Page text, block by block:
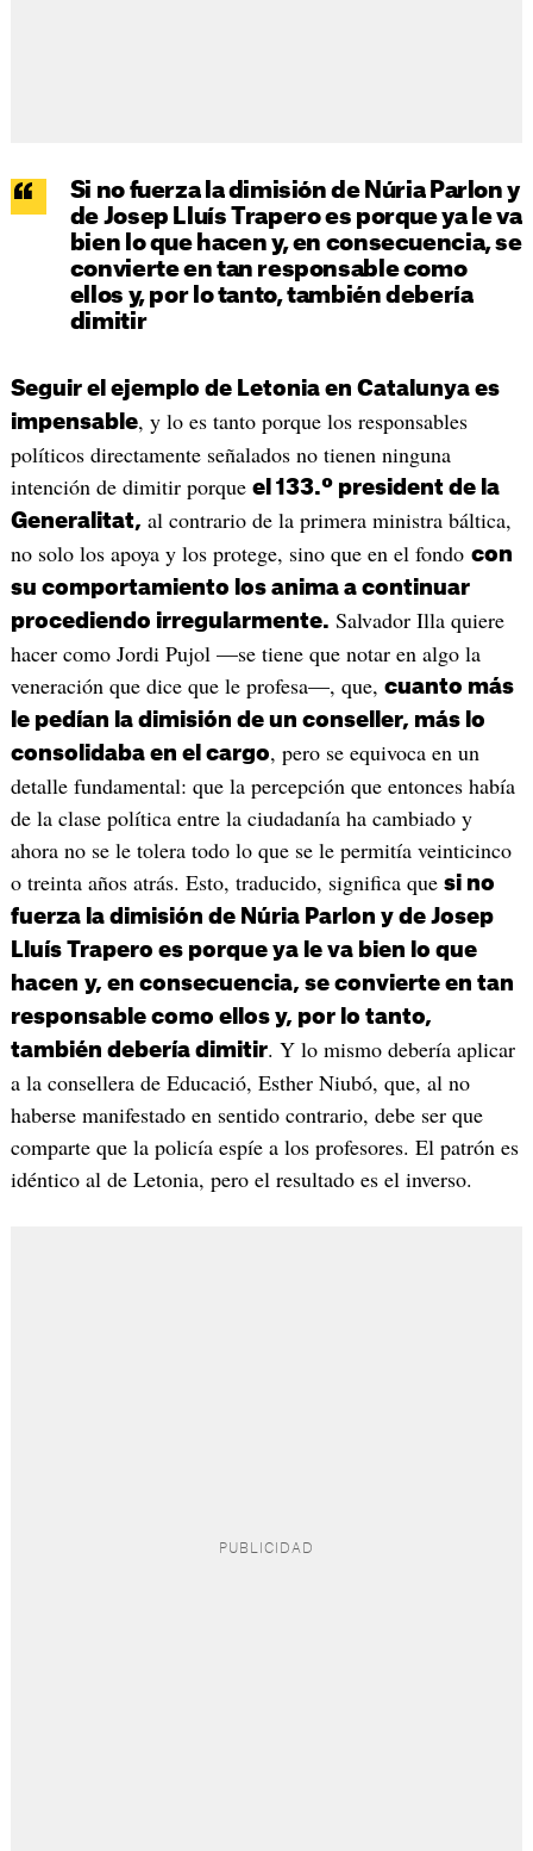
Si no fuerza la dimisión de Núria Parlon y
de Josep Lluís Trapero es porque ya le va
bien lo que hacen y, en consecuencia, se
convierte en tan responsable como
ellos y, por lo tanto, también debería
dimitir
Seguir el ejemplo de Letonia en Catalunya es
impensable, y lo es tanto porque los responsables
políticos directamente señalados no tienen ninguna
intención de dimitir porque el 133.º president de la
Generalitat, al contrario de la primera ministra báltica,
no solo los apoya y los protege, sino que en el fondo con
su comportamiento los anima a continuar
procediendo irregularmente. Salvador Illa quiere
hacer como Jordi Pujol —se tiene que notar en algo la
veneración que dice que le profesa—, que, cuanto más
le pedían la dimisión de un conseller, más lo
consolidaba en el cargo, pero se equivoca en un
detalle fundamental: que la percepción que entonces había
de la clase política entre la ciudadanía ha cambiado y
ahora no se le tolera todo lo que se le permitía veinticinco
o treinta años atrás. Esto, traducido, significa que si no
fuerza la dimisión de Núria Parlon y de Josep
Lluís Trapero es porque ya le va bien lo que
hacen y, en consecuencia, se convierte en tan
responsable como ellos y, por lo tanto,
también debería dimitir. Y lo mismo debería aplicar
a la consellera de Educació, Esther Niubó, que, al no
haberse manifestado en sentido contrario, debe ser que
comparte que la policía espíe a los profesores. El patrón es
idéntico al de Letonia, pero el resultado es el inverso.